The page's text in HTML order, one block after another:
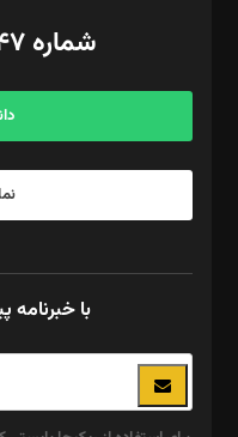
آگهی و مشترکین: ۰۹۱۹۹۹۹۰۴۵۴
شماره ۱۴۷ - مرداد ۱۴۰۵
با خبرنامه